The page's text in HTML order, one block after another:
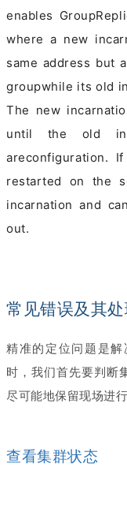
enables
where a new
same address but
groupwhile its old
The new
until the old
areconfiguration.
restarted on the
incarnation and
out.
常见错误及其
精准的定位问题是
时，我们首先要判断
尽可能地保留现场进
查看集群状态